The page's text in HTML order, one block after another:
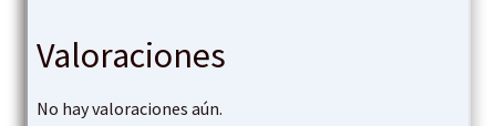
Valoraciones
No hay valoraciones aún.